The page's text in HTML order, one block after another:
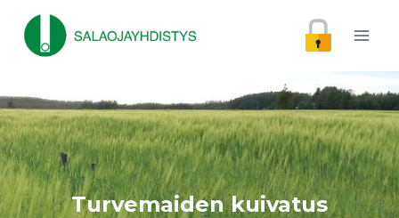
sisältöön
Turvemaiden kuivatus